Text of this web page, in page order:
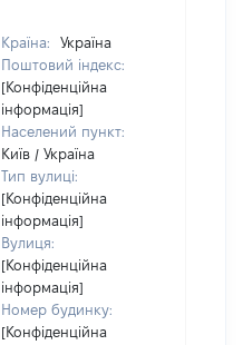
Країна:
Україна
Поштовий індекс:
[Конфіденційна
інформація]
Населений пункт:
Київ / Україна
Тип вулиці:
[Конфіденційна
інформація]
Вулиця:
[Конфіденційна
інформація]
Номер будинку:
[Конфіденційна